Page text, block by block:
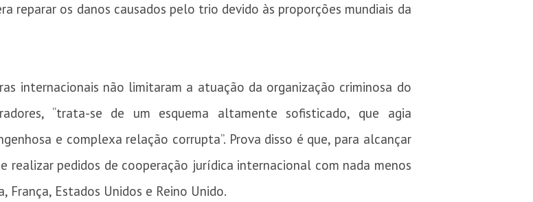
reparar os danos causados pelo trio devido às proporções mundiais da
internacionais não limitaram a atuação da organização criminosa do
“trata-se de um esquema altamente sofisticado, que agia
e complexa relação corrupta”. Prova disso é que, para alcançar
pedidos de cooperação jurídica internacional com nada menos
Estados Unidos e Reino Unido.